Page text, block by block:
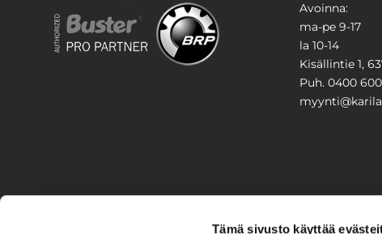
Tämä sivusto käyttää
Avoinna:
ma-pe 9-17
la 10-14
Kisällintie 1,
Puh. 0400
PIHA &